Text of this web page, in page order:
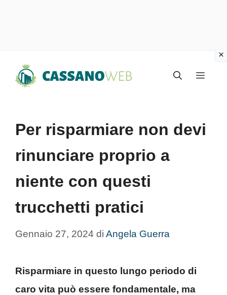
Menu
Per risparmiare non devi
rinunciare proprio a
niente con questi
trucchetti pratici
Gennaio 27, 2024 di Angela Guerra
Risparmiare in questo lungo periodo di
caro vita può essere fondamentale, ma